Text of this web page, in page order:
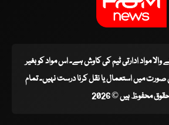
والا مواد ادارتی ٹیم کی کاوش ہے۔ اس مواد کو بغیر
میں استعمال یا نقل کرنا درست نہیں۔ تمام
محفوظ ہیں © 2026